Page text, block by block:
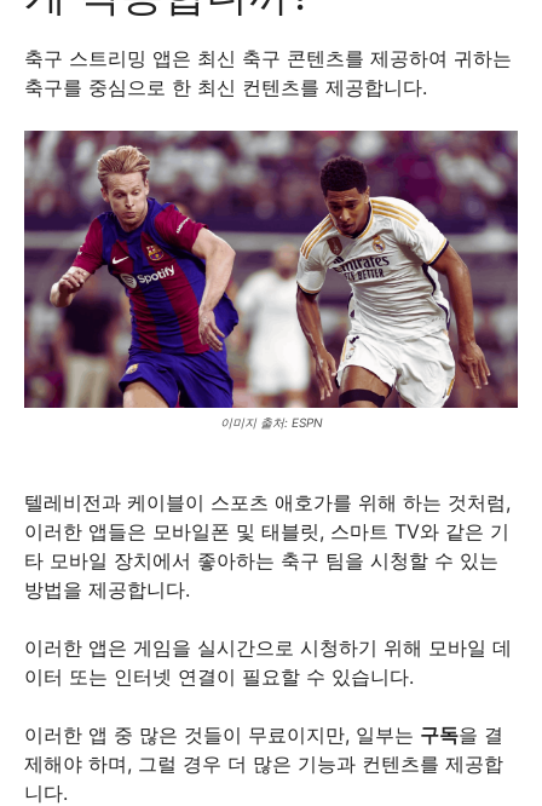
축구 스트리밍 앱은 최신 축구 콘텐츠를 제공하여 귀하는
축구를 중심으로 한 최신 컨텐츠를 제공합니다.
이미지 출처: ESPN
텔레비전과 케이블이 스포츠 애호가를 위해 하는 것처럼,
이러한 앱들은 모바일폰 및 태블릿, 스마트 TV와 같은 기
타 모바일 장치에서 좋아하는 축구 팀을 시청할 수 있는
방법을 제공합니다.
이러한 앱은 게임을 실시간으로 시청하기 위해 모바일 데
이터 또는 인터넷 연결이 필요할 수 있습니다.
이러한 앱 중 많은 것들이 무료이지만, 일부는 구독을 결
제해야 하며, 그럴 경우 더 많은 기능과 컨텐츠를 제공합
니다.